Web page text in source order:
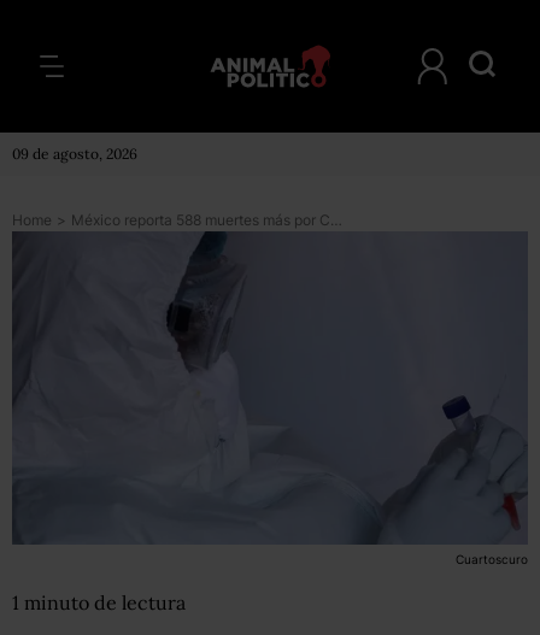
09 de agosto, 2026
Home > México reporta 588 muertes más por COVID-19 y supera las 96 mil defunciones
Cuartoscuro
1 minuto de lectura